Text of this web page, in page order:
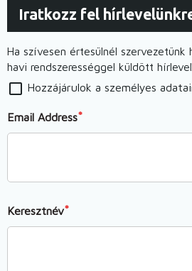
Iratkozz fel
Ha szívesen értesülnél szervezetünk
havi rendszerességgel küldött
Hozzájárulok a személyes
Email Address
Keresztnév